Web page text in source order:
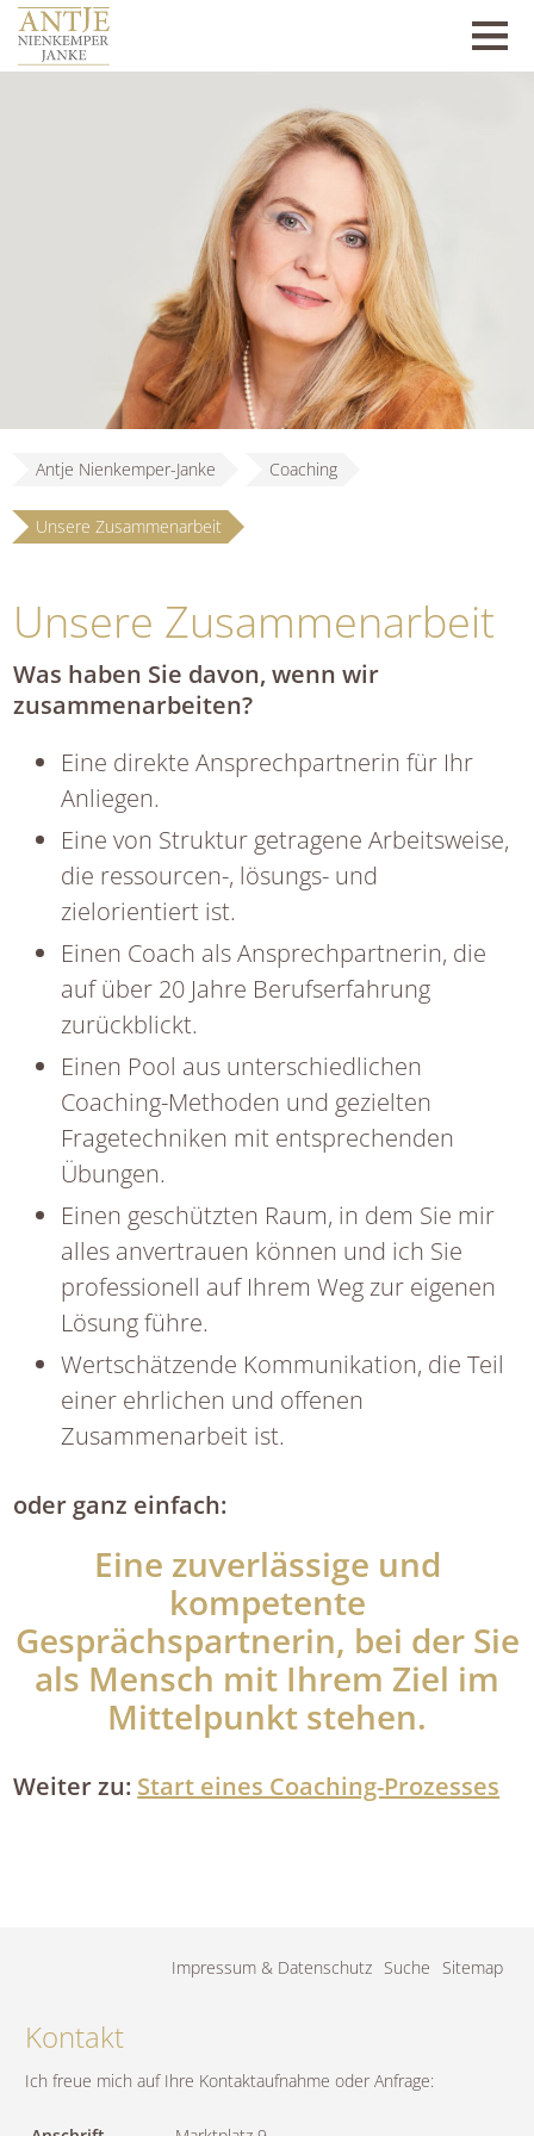
Antje Nienkemper-Janke Coaching
Unsere Zusammenarbeit
Unsere Zusammenarbeit
Was haben Sie davon, wenn wir
zusammenarbeiten?
Eine direkte Ansprechpartnerin für Ihr
Anliegen.
Eine von Struktur getragene Arbeitsweise,
die ressourcen-, lösungs- und
zielorientiert ist.
Einen Coach als Ansprechpartnerin, die
auf über 20 Jahre Berufserfahrung
zurückblickt.
Einen Pool aus unterschiedlichen
Coaching-Methoden und gezielten
Fragetechniken mit entsprechenden
Übungen.
Einen geschützten Raum, in dem Sie mir
alles anvertrauen können und ich Sie
professionell auf Ihrem Weg zur eigenen
Lösung führe.
Wertschätzende Kommunikation, die Teil
einer ehrlichen und offenen
Zusammenarbeit ist.
oder ganz einfach:
Eine zuverlässige und
kompetente
Gesprächspartnerin, bei der Sie
als Mensch mit Ihrem Ziel im
Mittelpunkt stehen.
Weiter zu: Start eines Coaching-Prozesses
Impressum & Datenschutz Suche Sitemap
Kontakt
Ich freue mich auf Ihre Kontaktaufnahme oder Anfrage: